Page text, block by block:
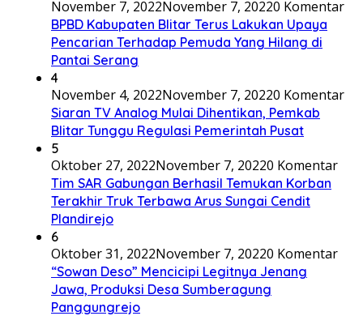
November 7, 2022November 7, 20220 Komentar
BPBD Kabupaten Blitar Terus Lakukan Upaya
Pencarian Terhadap Pemuda Yang Hilang di
Pantai Serang
4
November 4, 2022November 7, 20220 Komentar
Siaran TV Analog Mulai Dihentikan, Pemkab
Blitar Tunggu Regulasi Pemerintah Pusat
5
Oktober 27, 2022November 7, 20220 Komentar
Tim SAR Gabungan Berhasil Temukan Korban
Terakhir Truk Terbawa Arus Sungai Cendit
Plandirejo
6
Oktober 31, 2022November 7, 20220 Komentar
“Sowan Deso” Mencicipi Legitnya Jenang
Jawa, Produksi Desa Sumberagung
Panggungrejo